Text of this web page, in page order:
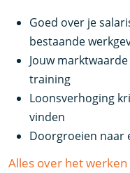
Goed over je
bestaande
Jouw
training
Loonsverhoging
vinden
Doorgroeien naar
Alles over het